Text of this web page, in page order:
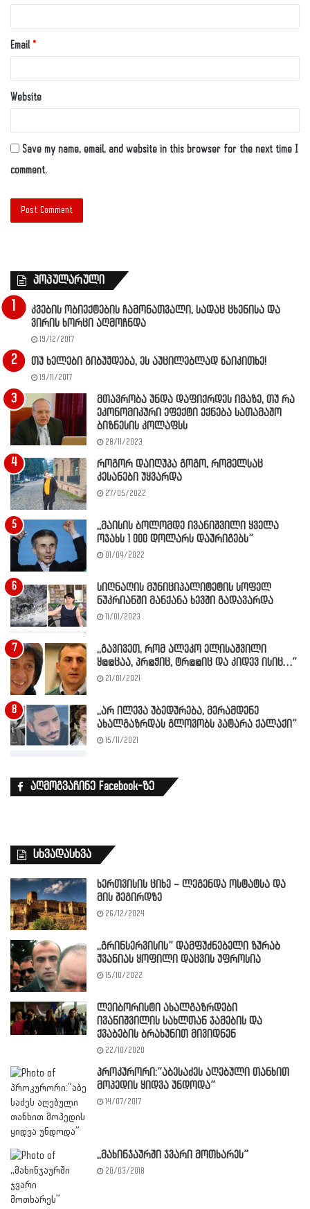
Email *
Website
Save my name, email, and website in this browser for the next time I
comment.
პოპულარული
კვების ობიექტების ჩამონათვალი, სადაც ცხენისა და
ვირის ხორცი აღმოჩნდა
19/12/2017
თუ ხელები გიბუჟდება, ეს აუცილებლად წაიკითხე!
19/11/2017
მთავრობა უნდა დაფიქრდეს იმაზე, თუ რა
ეკონომიკური ეფექტი ექნება სათამაშო
ბიზნესის კოლაფსს
28/11/2023
როგორ დაიღუპა გოგო, რომელსაც
კესანები უყვარდა
27/05/2022
,,მაისის ბოლომდე ივანიშვილი ყველა
ოჯახს 1 000 დოლარს დაურიგებს”
01/04/2022
სიღნაღის მუნიციპალიტეტის სოფელ
ნუკრიანში მანქანა ხევში გადავარდა
11/01/2023
,,გავივეთ, რომ ალეკო ელისაშვილი
ყ@@ცაა, პრ@ჭიც, ტრ@@იც და კიდევ ისიც…”
21/01/2021
,,არ ილევა უბედურება, მერამდენე
ახალგაზრდას გლოვობს პატარა ქალაქი”
15/11/2021
აღმოგვაჩინე Facebook-ზე
სხვადასხვა
ხერთვისის ციხე – ლეგენდა ოსტატსა და
მის შეგირდზე
26/12/2024
,,გრინსერვისის” დამფუძნებელი ზურაბ
ჟვანიას ყოფილი დაცვის უფროსია
15/10/2022
ლეიბორისტი ახალგაზრდები
ივანიშვილის სახლთან ჯამების და
ქვაბების ბრახუნით მივიდნენ
22/10/2020
პროკურორი:”აბესაძეს აღებული თანხით
მოპედის ყიდვა უნდოდა”
14/07/2017
,,მახინჯაურში ჯვარი მოთხარეს”
20/03/2018